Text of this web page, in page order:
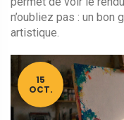
n’oubliez pas : un bon
artistique.
15
OCT.